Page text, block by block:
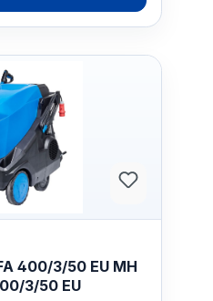
400/3/50 EU MH
3/50 EU